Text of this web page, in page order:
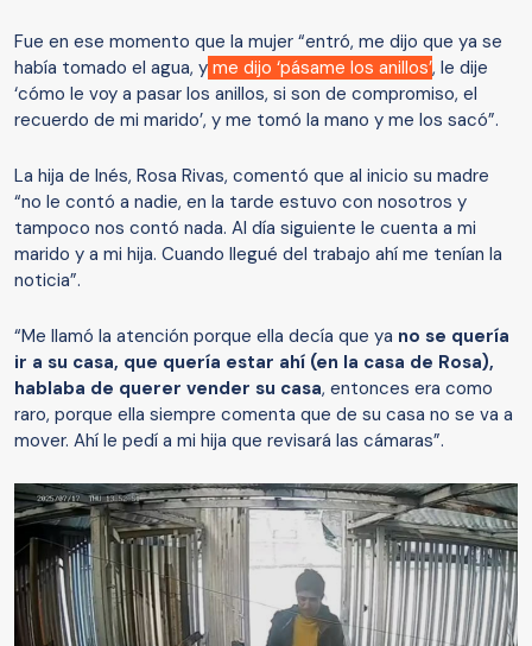
Fue en ese momento que la mujer “entró, me dijo que ya se
había tomado el agua, y me dijo ‘pásame los anillos’, le dije
‘cómo le voy a pasar los anillos, si son de compromiso, el
recuerdo de mi marido’, y me tomó la mano y me los sacó”.
La hija de Inés, Rosa Rivas, comentó que al inicio su madre
“no le contó a nadie, en la tarde estuvo con nosotros y
tampoco nos contó nada. Al día siguiente le cuenta a mi
marido y a mi hija. Cuando llegué del trabajo ahí me tenían la
noticia”.
“Me llamó la atención porque ella decía que ya no se quería
ir a su casa, que quería estar ahí (en la casa de Rosa),
hablaba de querer vender su casa, entonces era como
raro, porque ella siempre comenta que de su casa no se va a
mover. Ahí le pedí a mi hija que revisará las cámaras”.